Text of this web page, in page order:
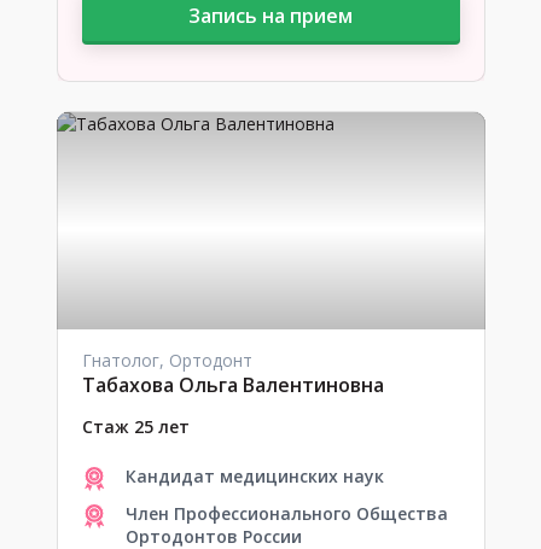
Запись на прием
Гнатолог, Ортодонт
Табахова Ольга Валентиновна
Стаж 25 лет
Кандидат медицинских наук
Член Профессионального Общества
Ортодонтов России